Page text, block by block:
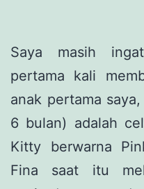
Saya masih
pertama kali
anak pertama
6 bulan) adalah
Kitty berwarna
Fina saat itu